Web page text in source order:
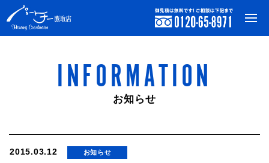
INFORMATION
お知らせ
2015.03.12 お知らせ